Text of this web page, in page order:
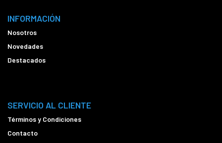
INFORMACIÓN
Nosotros
Novedades
Destacados
SERVICIO AL CLIENTE
Términos y Condiciones
Contacto